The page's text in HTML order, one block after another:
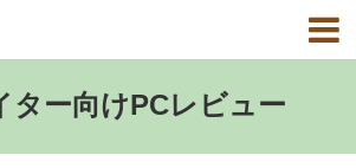
ター向けPCレビュー